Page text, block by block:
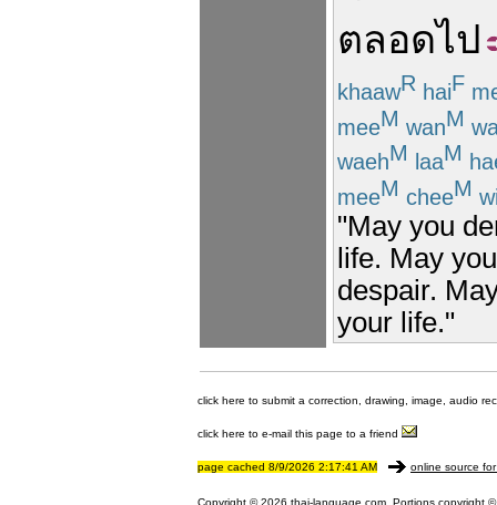
ตลอดไป
khaawR haiF
meeM wanM
waehM laaM
meeM cheeM
"May you
life. May
despair.
your life."
click here to submit a correction, drawing, image, audio
click here to e-mail this page to a friend
page cached 8/9/2026 2:17:41 AM online source
Copyright © 2026 thai-language.com. Portions copyright